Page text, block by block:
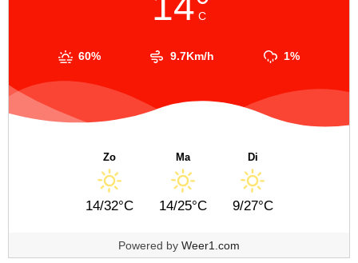
C
60% 9.7Km/h 1%
Zo
14/32°C
Ma
14/25°C
Di
9/27°C
Powered by Weer1.com